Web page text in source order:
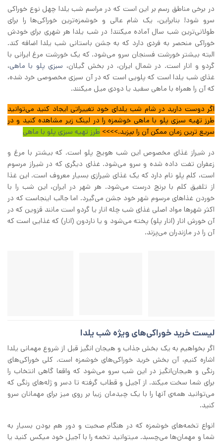
در برخی مناطق رسم بر این است که در مراسم شب یلدا چهل نوع خوراکی
سرو شود! بنابراین، یک شام عالی و خوشمزه‌ترین خوراکی‌ها را برای
طولانی‌ترین شب سال آماده میکنند! در شب یلدا هر شهری برای خودش
خوراکی منحصر به فردی دارد که به جشن باستانی شب یلدا اضافه کند.
البته بیشتر خورشت فسنجان سرو می‌شود. که یک خورشت مرغ ایرانی با
گردو و انار است. در شمال ایران، در بخش گیلان، سبزی پلو با ماهی،
غذای شب یلدا است که پلویی است که در آن سبزی مخصوصی خرد شده،
که آن را همراه با ماهی سفید یا دودی میل میکنند.
اگر دوست دارید در شام شب یلدای خود تغییراتی ایجاد کنید می‌توانید
طرز تهیه سبزی پلو با ماهی خوشمزه را در لینک زیر مشاهده کنید و در
سریع ترین زمان ممکن آن را بپزید.>>>> طرز تهیه سبزی پلو با ماهی
در شیراز غذای مخصوص این شب هویج پلو است. که بیشتر با مرغ و
زعفران تفت داده شده و سرو می‌شود. غذای دیگری که در شیراز مرسوم
است، کلم پلو نام دارد که یک غذای شیرازی بسیار معروف است. این غذا
از تلفیق کلم با برنج درست می‌شود. هر شهر در ایران، این شب را با
خوردن غذاهای مرسوم شهر خود جشن می‌گیرد. اما جالب اینجاست که در
اکثر شهرها مواد اصلی غذای شب چله انار یا گردو است مانند قزوین که در
آن خورش انار (انار پلو) پخته می‌شود و یا ناردون (انار) که غذایی است که
آن را در مازندران می‌پزند.
لیست خرید خوراکی‌های ویژه شب یلدا
اگر بخواهیم به یک بخش جذاب و هیجان انگیز قبل از شروع مهمانی یلدا
اشاره کنیم، آن بخش خرید خوراکی‌های خوشمزه است. کلی خوراکی‌های
رنگی و هیجان‌انگیز در این شب سرو می‌شود که واقعا گاهی انتخاب را
برای شما سخت میکند. از آجیل و قطاب گرفته تا دسر و ژله‌های رنگی که
می‌توانید همه‌ی آنها را با یک چیدمان زیبا بر روی میز برای مهمانان سرو
کنید.
انواع تخمه‌های خوشمزه که در هنگام صحبت و دور هم بودن بسیار به
شما و مهمان‌ها می‌چسبد. میتوانید تخمه را با آجیل خود میکس کنید یا